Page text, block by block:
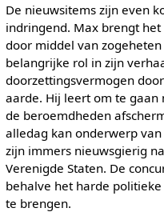
De nieuwsitems zijn even
indringend. Max brengt
door middel van
belangrijke rol in zijn
doorzettingsvermogen
aarde. Hij leert om te gaan
de beroemdheden
alledag kan onderwerp
zijn immers nieuwsgierig
Verenigde Staten. De
behalve het harde
te brengen.